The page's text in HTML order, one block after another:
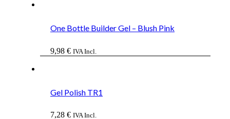
One Bottle Builder Gel – Blush Pink
9,98 € IVA Incl.
Gel Polish TR1
7,28 € IVA Incl.